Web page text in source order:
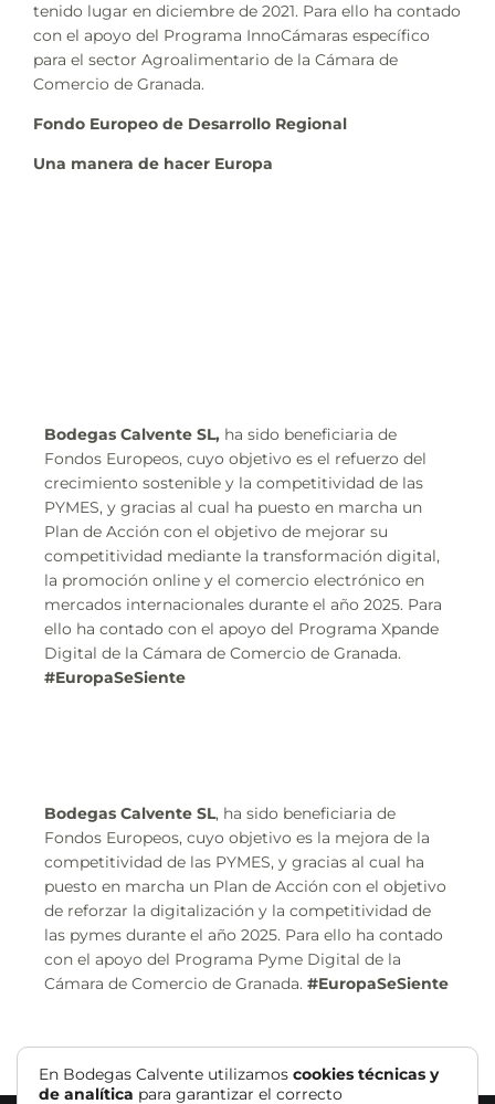
tenido lugar en diciembre de 2021. Para ello ha contado
con el apoyo del Programa InnoCámaras específico
para el sector Agroalimentario de la Cámara de
Comercio de Granada.
Fondo Europeo de Desarrollo Regional
Una manera de hacer Europa
Bodegas Calvente SL,ha sido beneficiaria de
Fondos Europeos, cuyo objetivo es el refuerzo del
crecimiento sostenible y la competitividad de las
PYMES, y gracias al cual ha puesto en marcha un
Plan de Acción con el objetivo de mejorar su
competitividad mediante la transformación digital,
la promoción online y el comercio electrónico en
mercados internacionales durante el año 2025. Para
ello ha contado con el apoyo del Programa Xpande
Digital de la Cámara de Comercio de Granada.
#EuropaSeSiente
Bodegas Calvente SL, ha sido beneficiaria de
Fondos Europeos, cuyo objetivo es la mejora de la
competitividad de las PYMES, y gracias al cual ha
puesto en marcha un Plan de Acción con el objetivo
de reforzar la digitalización y la competitividad de
las pymes durante el año 2025. Para ello ha contado
con el apoyo del Programa Pyme Digital de la
Cámara de Comercio de Granada. #EuropaSeSiente
En Bodegas Calvente utilizamos cookies técnicas y
de analítica para garantizar el correcto